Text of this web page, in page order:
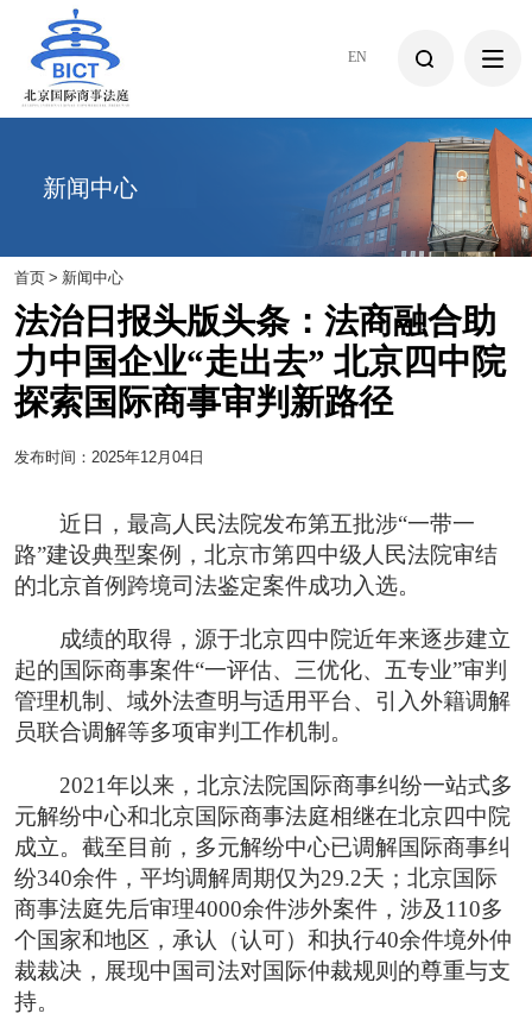
EN
新闻中心
首页 > 新闻中心
法治日报头版头条：法商融合助
力中国企业“走出去” 北京四中院
探索国际商事审判新路径
发布时间：2025年12月04日
近日，最高人民法院发布第五批涉“一带一
路”建设典型案例，北京市第四中级人民法院审结
的北京首例跨境司法鉴定案件成功入选。
成绩的取得，源于北京四中院近年来逐步建立
起的国际商事案件“一评估、三优化、五专业”审判
管理机制、域外法查明与适用平台、引入外籍调解
员联合调解等多项审判工作机制。
2021年以来，北京法院国际商事纠纷一站式多
元解纷中心和北京国际商事法庭相继在北京四中院
成立。截至目前，多元解纷中心已调解国际商事纠
纷340余件，平均调解周期仅为29.2天；北京国际
商事法庭先后审理4000余件涉外案件，涉及110多
个国家和地区，承认（认可）和执行40余件境外仲
裁裁决，展现中国司法对国际仲裁规则的尊重与支
持。